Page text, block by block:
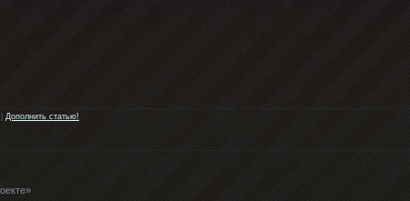
Дополнить статью!